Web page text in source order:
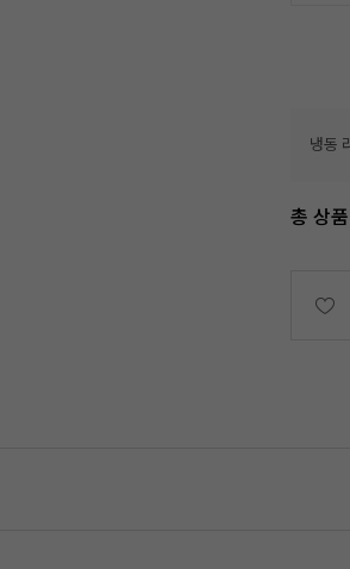
냉동
총 상